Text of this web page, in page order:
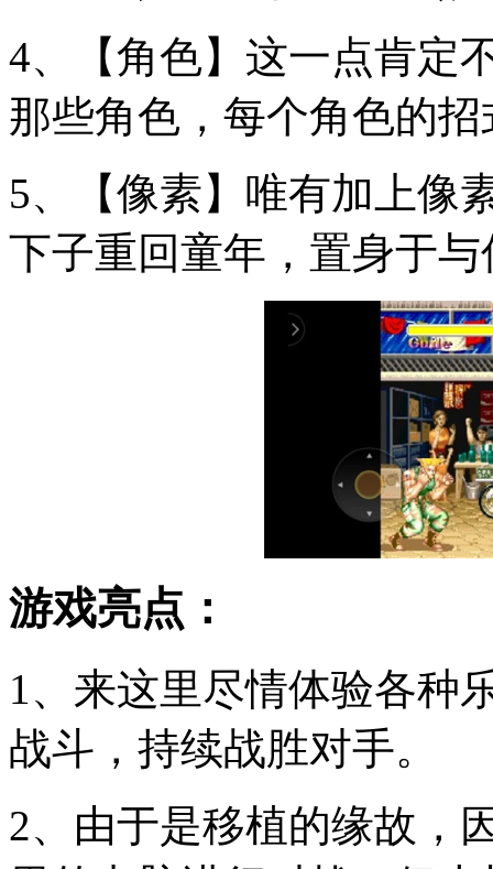
4、【角色】这一点肯定
那些角色，每个角色的
5、【像素】唯有加上像
下子重回童年，置身于
游戏亮点：
1、来这里尽情体验各种
战斗，持续战胜对手。
2、由于是移植的缘故，